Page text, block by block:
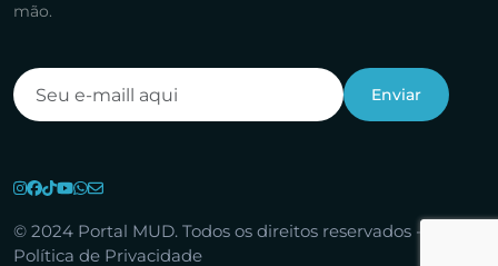
mão.
© 2024 Portal MUD. Todos os direitos reservados -
Política de Privacidade